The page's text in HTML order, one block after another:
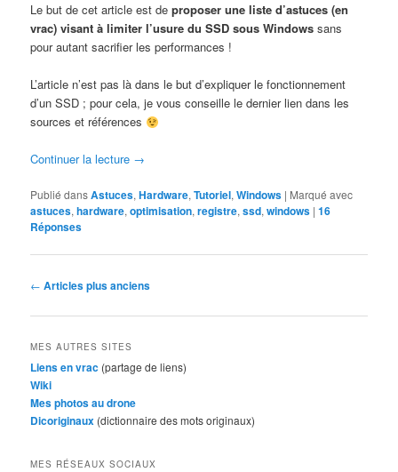
Le but de cet article est deproposer une liste d’astuces (en
vrac) visant à limiter l’usure du SSD sous Windows sans
pour autant sacrifier les performances !
L’article n’est pas là dans le but d’expliquer le fonctionnement
d’un SSD ; pour cela, je vous conseille le dernier lien dans les
sources et références
Continuer la lecture →
Publié dansAstuces,Hardware,Tutoriel,Windows | Marqué avec
astuces,hardware,optimisation,registre,ssd,windows |16
Réponses
Navigation
articles
← Articles plus anciens
MES AUTRES SITES
Liens en vrac (partage de liens)
Wiki
Mes photos au drone
Dicoriginaux (dictionnaire des mots originaux)
MES RÉSEAUX SOCIAUX